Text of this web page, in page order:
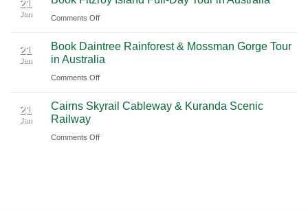
Book
Service
with
Ciiclo
Mountains
Tour
from
Sydney
21
Jan Comments Offon
Fitzroy
Island
Full-
Tour
Australia
21
Jan
Book Daintree Rainforest & Mossman Gorge Tour
in Australia
Comments Offon
Daintree
&
21
Jan
Cairns Skyrail Cableway & Kuranda Scenic
Railway
Comments Offon